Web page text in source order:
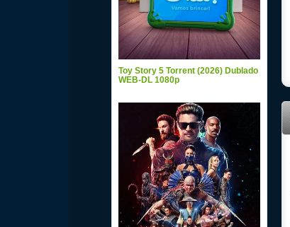
Toy Story 5 Torrent (2026) Dublado
WEB-DL 1080p